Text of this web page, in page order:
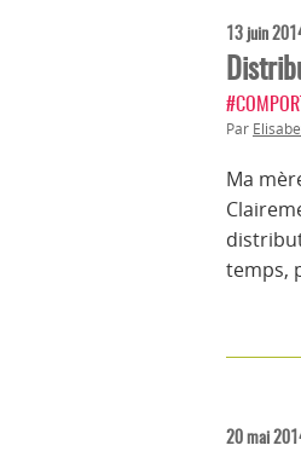
13 juin
Par
Ma
temps,
20 mai